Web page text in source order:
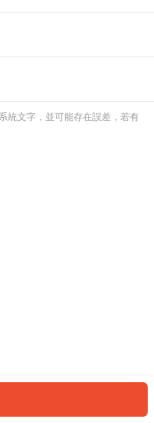
統文字，並可能存在誤差，若有